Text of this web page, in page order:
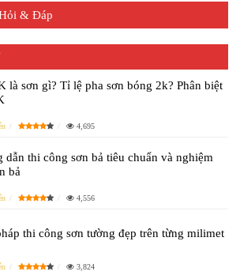
& Đáp
là sơn gì? Tỉ lệ pha sơn bóng 2k? Phân biệt
4,695
dẫn thi công sơn bả tiêu chuẩn và nghiệm
bả
4,556
thi công sơn tường đẹp trên từng milimet
3,824